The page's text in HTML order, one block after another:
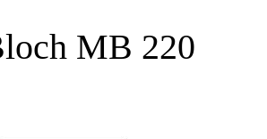
MB 220